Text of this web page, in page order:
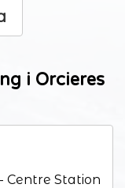
i Orcieres
Centre Station